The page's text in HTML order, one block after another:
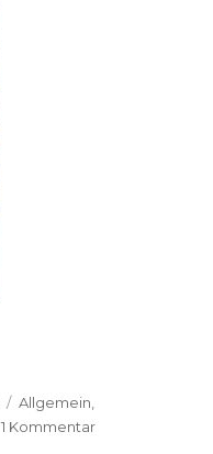
Kategorien
Allgemein,
1 Kommentarzu